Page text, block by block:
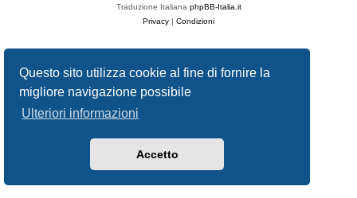
Questo sito utilizza cookie al fine di fornire la
migliore navigazione possibile
Ulteriori informazioni
Accetto
Traduzione Italiana phpBB-Italia.it
Privacy | Condizioni